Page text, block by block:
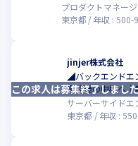
プロダクトマネー
東京都
年収 :500-
jinjer株式会社
◢バックエンドエ
規開発の中核へ｜
サーバーサイドエ
東京都
年収 :550
この求人は募集終了しまし